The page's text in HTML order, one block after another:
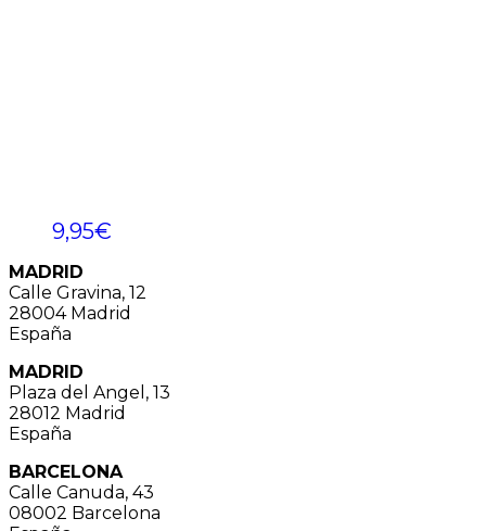
9,95€
MADRID
Calle Gravina, 12
28004 Madrid
España
MADRID
Plaza del Angel, 13
28012 Madrid
España
BARCELONA
Calle Canuda, 43
08002 Barcelona